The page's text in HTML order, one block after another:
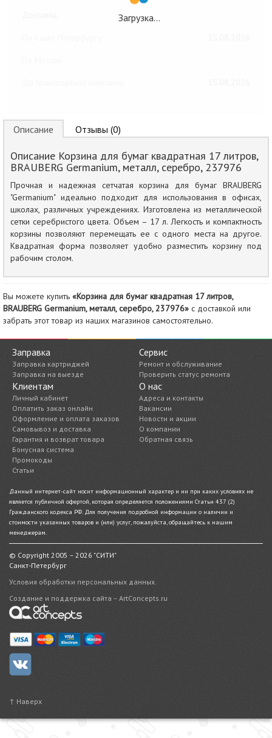
Загрузка…
Описание Отзывы (0)
Описание Корзина для бумаг квадратная 17 литров,
BRAUBERG Germanium, металл, серебро, 237976
Прочная и надежная сетчатая корзина для бумаг BRAUBERG
"Germanium" идеально подходит для использования в офисах,
школах, различных учреждениях. Изготовлена из металлической
сетки серебристого цвета. Объем – 17 л. Легкость и компактность
корзины позволяют перемещать ее с одного места на другое.
Квадратная форма позволяет удобно разместить корзину под
рабочим столом.
Вы можете купить «Корзина для бумаг квадратная 17 литров,
BRAUBERG Germanium, металл, серебро, 237976» с доставкой или
забрать этот товар из наших магазинов самостоятельно.
Заправка
Заправка картриджей
Заправка на выезде
Сервис
Ремонт и обслуживание
Проверить статус ремонта
Клиентам
Личный кабинет
Оплатить заказ онлайн
Оформление и оплата заказов
Самовывоз и доставка
Гарантия и возврат товара
Бонусная система
Промокоды
Статьи
О нас
Адреса и контакты
Вакансии
Новости и акции
О компании
Обратная связь
Данный интернет-сайт носит информационный характер и ни при каких условиях не
является публичной офертой, которая определяется положениями Статьи 437 (2)
Гражданского кодекса РФ. Для получения подробной информации о наличии и
стоимости указанных товаров и (или) услуг, пожалуйста, обращайтесь к нашим
менеджерам.
© Copyright 2005 – 2026 "СИТИ"
Санкт-Петербург
Условия обработки персональных данных.
Создание и поддержка сайта – ArtConcepts.ru
↑ Наверх